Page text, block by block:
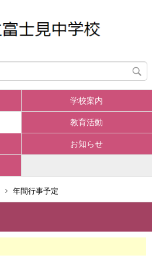
学校案内
教育活動
お知らせ
年間行事予定